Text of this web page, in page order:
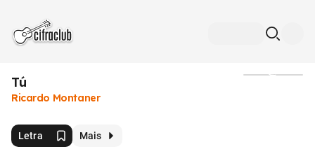
Tú
Ricardo Montaner
Letra Mais